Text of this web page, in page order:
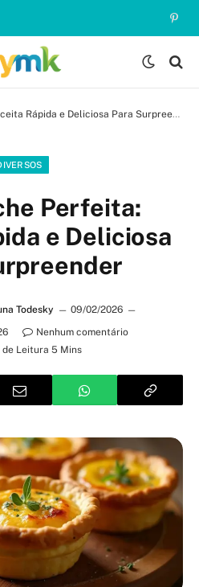
Rápida e Deliciosa Para Surpreender
Perfeita:
e Deliciosa
Todesky
09/02/2026
Nenhum comentário
de Leitura 5 Mins